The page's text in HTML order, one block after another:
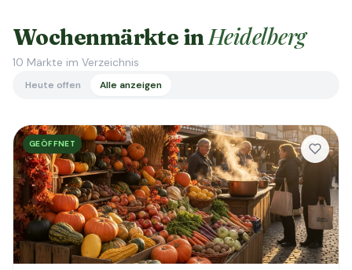
Wochenmärkte inHeidelberg
10 Märkte im Verzeichnis
Heute offen Alle anzeigen
GEÖFFNET